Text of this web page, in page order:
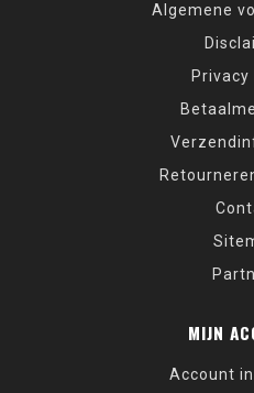
Algemene
Privacy
MIJN
Account